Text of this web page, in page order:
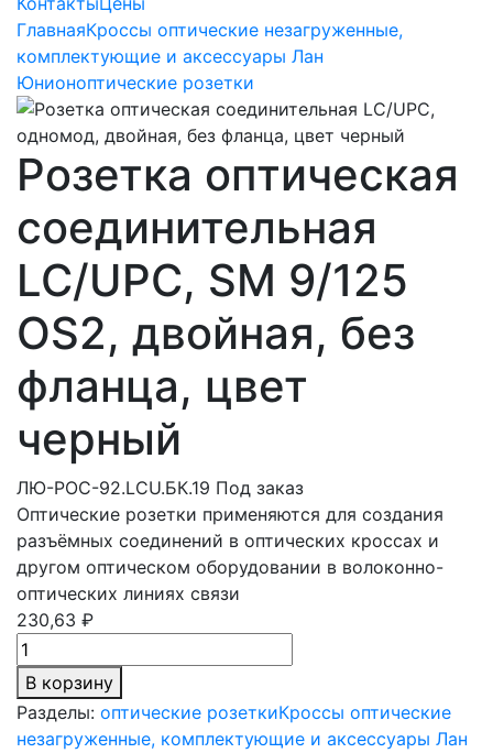
ГлавнаяКроссы оптические незагруженные,
комплектующие и аксессуары Лан
Юнионоптические розетки
Розетка оптическая
соединительная
LC/UPC, SM 9/125
OS2, двойная, без
фланца, цвет
черный
ЛЮ-РОС-92.LCU.БК.19 Под заказ
Оптические розетки применяются для создания
разъёмных соединений в оптических кроссах и
другом оптическом оборудовании в волоконно-
оптических линиях связи
230,63 ₽
В корзину
Разделы: оптические розеткиКроссы оптические
незагруженные, комплектующие и аксессуары Лан